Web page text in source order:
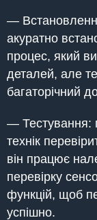
—
акуратно
процес, який
деталей, але
багаторічний
— Тестування:
технік
він працює
перевірку
функцій, щоб
успішно.